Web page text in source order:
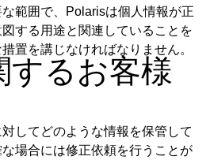
範囲で、Polarisは個人情報が正
する用途と関連していることを
置を講じなければなりません。
するお客様
してどのような情報を保管して
場合には修正依頼を行うことが